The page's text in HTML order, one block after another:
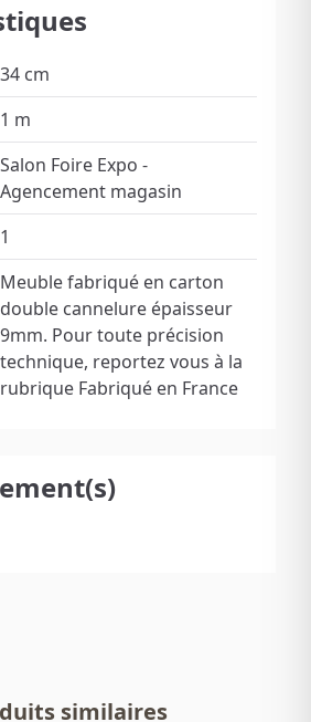
34 cm
1 m
Salon Foire Expo -
Agencement magasin
1
Meuble fabriqué en carton
double cannelure épaisseur
9mm. Pour toute précision
technique, reportez vous à la
rubrique Fabriqué en France
similaires